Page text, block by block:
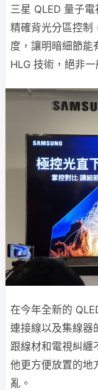
三星 QLED 量子
精確背光分區控制
度，讓明暗細節能
HLG 技術，絕非
在今年全新的
連接線以及集線器
跟線材和電視糾纏
他更方便放置的地
亂。